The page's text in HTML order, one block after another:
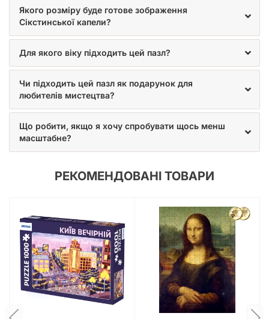
Якого розміру буде готове зображення
Сікстинської капели?
Для якого віку підходить цей пазл?
Чи підходить цей пазл як подарунок для
любителів мистецтва?
Що робити, якщо я хочу спробувати щось менш
масштабне?
РЕКОМЕНДОВАНІ ТОВАРИ